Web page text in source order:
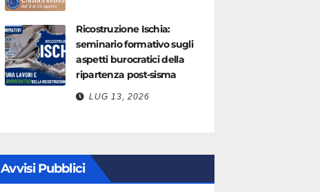
Ricostruzione Ischia:
seminario formativo sugli
aspetti burocratici della
ripartenza post-sisma
LUG 13, 2026
Avvisi Pubblici